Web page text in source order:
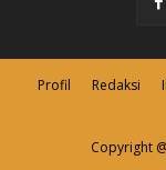
Profil Redaksi
Copyright